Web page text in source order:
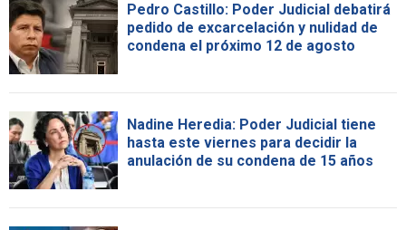
Pedro Castillo: Poder Judicial debatirá
pedido de excarcelación y nulidad de
condena el próximo 12 de agosto
Nadine Heredia: Poder Judicial tiene
hasta este viernes para decidir la
anulación de su condena de 15 años